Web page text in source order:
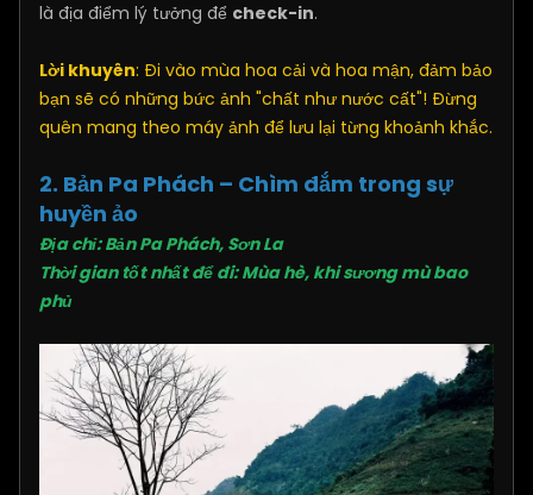
là địa điểm lý tưởng để check-in.
Lời khuyên: Đi vào mùa hoa cải và hoa mận, đảm bảo
bạn sẽ có những bức ảnh "chất như nước cất"! Đừng
quên mang theo máy ảnh để lưu lại từng khoảnh khắc.
2. Bản Pa Phách – Chìm đắm trong sự
huyền ảo
Địa chỉ: Bản Pa Phách, Sơn La
Thời gian tốt nhất để đi: Mùa hè, khi sương mù bao
phủ